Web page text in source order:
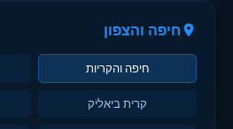
חיפה והצפון
חיפה והקריות
קרית ביאליק